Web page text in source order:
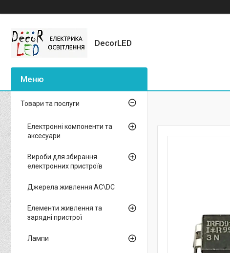
DecorLED
Товари та послуги
Електронні компоненти та
аксесуари
Вироби для збирання
електронних пристроїв
Джерела живлення AC\DC
Елементи живлення та
зарядні пристрої
Лампи